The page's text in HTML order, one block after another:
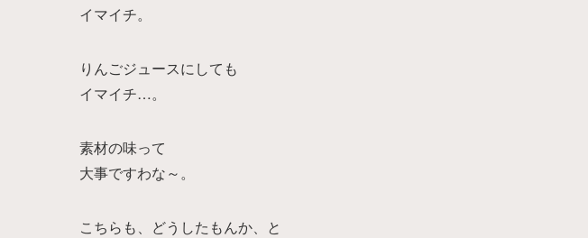
イマイチ。
りんごジュースにしても
イマイチ…。
素材の味って
大事ですわな～。
こちらも、どうしたもんか、と